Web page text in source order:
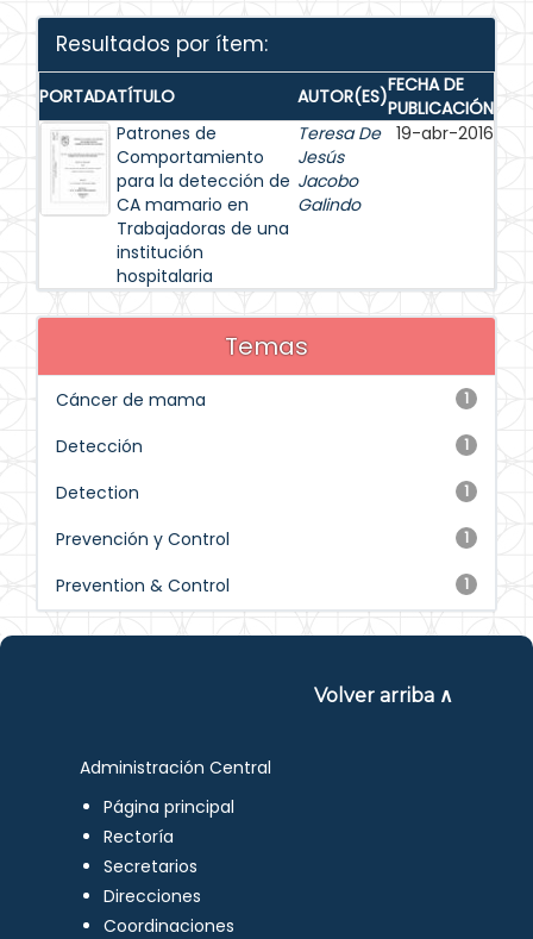
Resultados por ítem:
PORTADATÍTULO AUTOR(ES)FECHA DE
PUBLICACIÓN
Patrones de
Comportamiento
para la detección de
CA mamario en
Trabajadoras de una
institución
hospitalaria
Teresa De
Jesús
Jacobo
Galindo
19-abr-2016
Temas
1
Cáncer de mama
1
Detección
1
Detection
1
Prevención y Control
1
Prevention & Control
Volver arriba ∧
Administración Central
Página principal
Rectoría
Secretarios
Direcciones
Coordinaciones